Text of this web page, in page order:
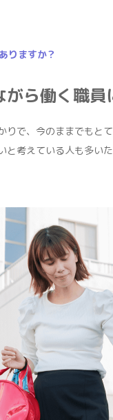
りますか？
ら働く職員
で、今のままでも
考えている人も多い